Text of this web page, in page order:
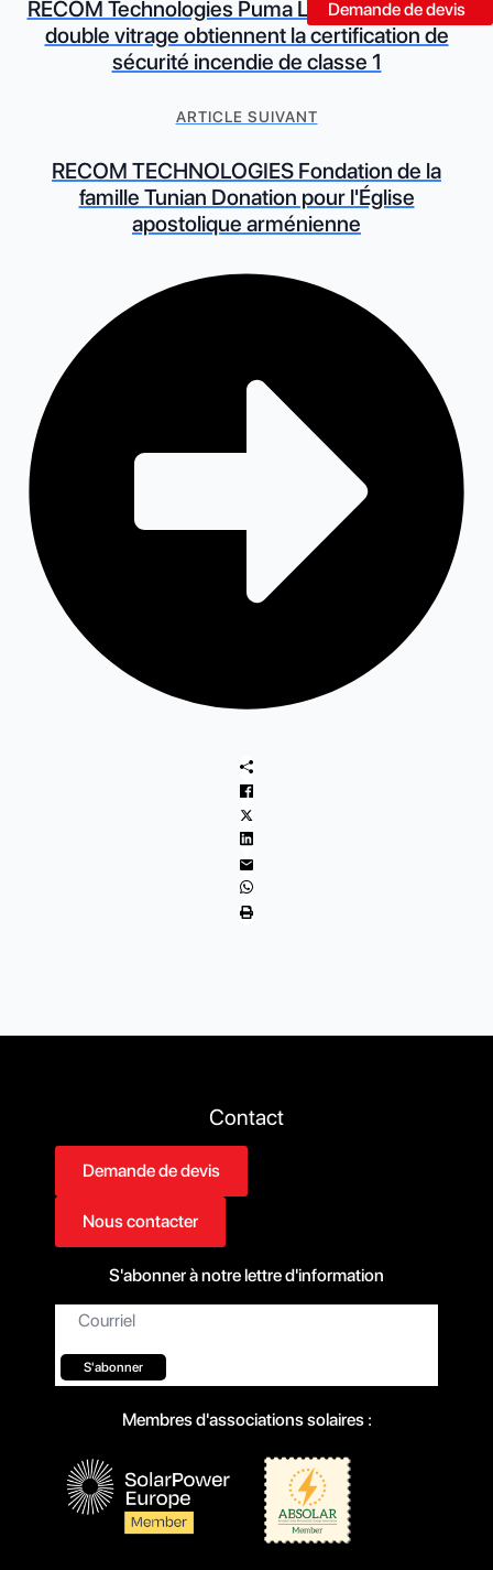
Demande de devis
RECOM Technologies Puma Les modules PV à
double vitrage obtiennent la certification de
sécurité incendie de classe 1
ARTICLE SUIVANT
RECOM TECHNOLOGIES Fondation de la
famille Tunian Donation pour l'Église
apostolique arménienne
Contact
Demande de devis
Nous contacter
S'abonner à notre lettre d'information
Courriel*
S'abonner
Membres d'associations solaires :